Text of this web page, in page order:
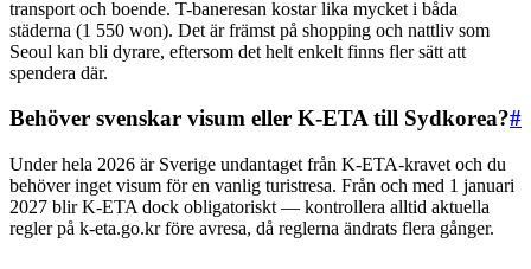
transport och boende. T-baneresan kostar lika mycket i båda
städerna (1 550 won). Det är främst på shopping och nattliv som
Seoul kan bli dyrare, eftersom det helt enkelt finns fler sätt att
spendera där.
Behöver svenskar visum eller K-ETA till Sydkorea?#
Under hela 2026 är Sverige undantaget från K-ETA-kravet och du
behöver inget visum för en vanlig turistresa. Från och med 1 januari
2027 blir K-ETA dock obligatoriskt — kontrollera alltid aktuella
regler på k-eta.go.kr före avresa, då reglerna ändrats flera gånger.